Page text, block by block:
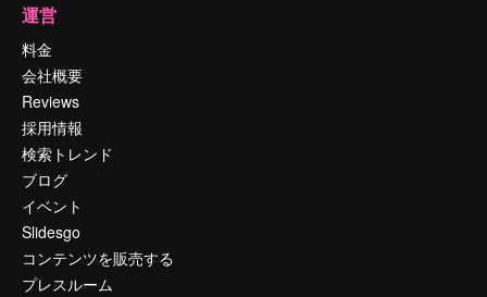
運営
料金
会社概要
Reviews
採用情報
検索トレンド
ブログ
イベント
Slidesgo
コンテンツを販売する
プレスルーム